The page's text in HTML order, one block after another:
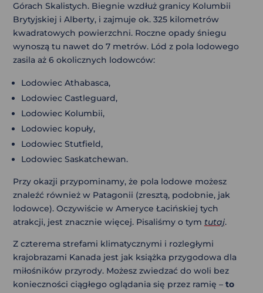
Górach Skalistych. Biegnie wzdłuż granicy Kolumbii
Brytyjskiej i Alberty, i zajmuje ok. 325 kilometrów
kwadratowych powierzchni. Roczne opady śniegu
wynoszą tu nawet do 7 metrów. Lód z pola lodowego
zasila aż 6 okolicznych lodowców:
Lodowiec Athabasca,
Lodowiec Castleguard,
Lodowiec Kolumbii,
Lodowiec kopuły,
Lodowiec Stutfield,
Lodowiec Saskatchewan.
Przy okazji przypominamy, że pola lodowe możesz
znaleźć również w Patagonii (zresztą, podobnie, jak
lodowce). Oczywiście w Ameryce Łacińskiej tych
atrakcji, jest znacznie więcej. Pisaliśmy o tym tutaj.
Z czterema strefami klimatycznymi i rozległymi
krajobrazami Kanada jest jak książka przygodowa dla
miłośników przyrody. Możesz zwiedzać do woli bez
konieczności ciągłego oglądania się przez ramię – to